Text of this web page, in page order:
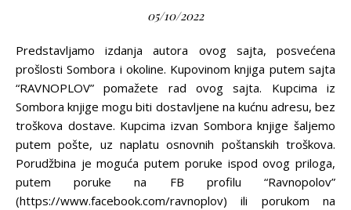
05/10/2022
Predstavljamo izdanja autora ovog sajta, posvećena
prošlosti Sombora i okoline. Kupovinom knjiga putem sajta
“RAVNOPLOV” pomažete rad ovog sajta. Kupcima iz
Sombora knjige mogu biti dostavljene na kućnu adresu, bez
troškova dostave. Kupcima izvan Sombora knjige šaljemo
putem pošte, uz naplatu osnovnih poštanskih troškova.
Porudžbina je moguća putem poruke ispod ovog priloga,
putem poruke na FB profilu “Ravnopolov”
(https://www.facebook.com/ravnoplov) ili porukom na